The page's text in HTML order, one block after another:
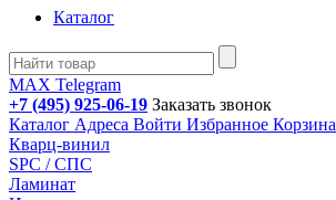
Каталог
MAX Telegram
+7 (495) 925-06-19 Заказать звонок
Каталог Адреса Войти Избранное Корзина
Кварц-винил
SPC / СПС
Ламинат